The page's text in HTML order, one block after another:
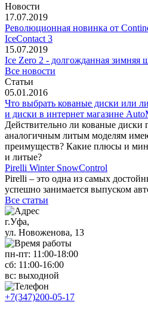
Новости
17.07.2019
Революционная новинка от
IceContact 3
15.07.2019
Ice Zero 2 - долгожданная зимняя
Все новости
Статьи
05.01.2016
Что выбрать кованые диски или
и диски в интернет магазине
Действительно ли кованые
аналогичным литым моделям
преимуществ? Какие плюсы и
и литые?
Pirelli Winter SnowControl
Pirelli – это одна из самых
успешно занимается выпуском
Все статьи
г.Уфа,
ул. Новоженова, 13
пн-пт: 11 :00-18:00
сб: 11 :00-16:00
вс: выходной
+7(347)200-05-17